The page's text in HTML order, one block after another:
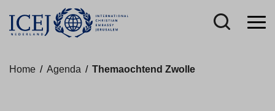
Home / Agenda / Themaochtend Zwolle